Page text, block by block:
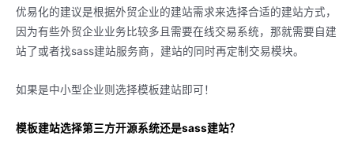
优易化的建议是根据外贸企业的建站需求来选择合适的建站方式，
因为有些外贸企业业务比较多且需要在线交易系统，那就需要自建
站了或者找sass建站服务商，建站的同时再定制交易模块。
如果是中小型企业则选择模板建站即可！
模板建站选择第三方开源系统还是sass建站？